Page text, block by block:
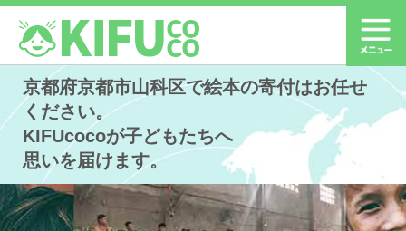
京都府京都市山科区で絵本の寄付はお任せ
ください。
KIFUcocoが子どもたちへ
思いを届けます。